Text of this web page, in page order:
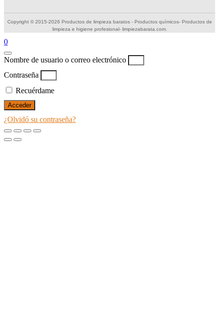
Copyright © 2015-2026 Productos de limpieza baratos - Productos químicos- Productos de
limpieza e higiene profesional- limpiezabarata.com.
0
Nombre de usuario o correo electrónico
Contraseña
Recuérdame
Acceder
¿Olvidó su contraseña?